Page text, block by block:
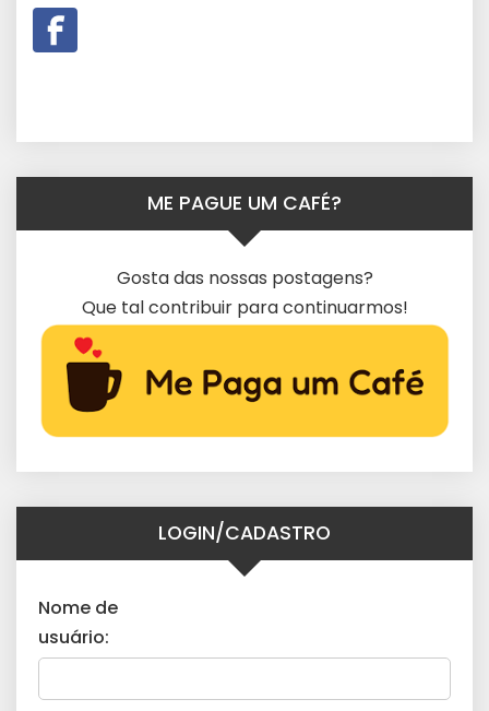
ME PAGUE UM CAFÉ?
Gosta das nossas postagens?
Que tal contribuir para continuarmos!
LOGIN/CADASTRO
Nome de
usuário: